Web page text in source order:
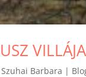
Szuhai Barbara |